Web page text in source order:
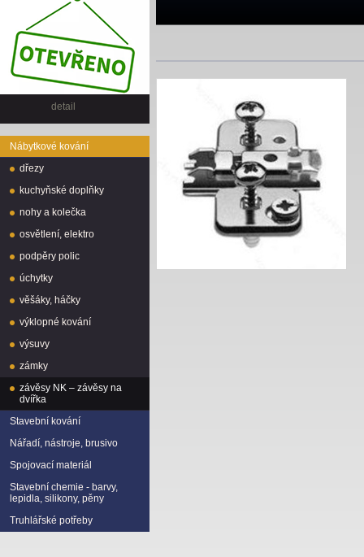
detail
Nábytkové kování
dřezy
kuchyňské doplňky
nohy a kolečka
osvětlení, elektro
podpěry polic
úchytky
věšáky, háčky
výklopné kování
výsuvy
zámky
závěsy NK – závěsy na
dvířka
Stavební kování
Nářadí, nástroje, brusivo
Spojovací materiál
Stavební chemie - barvy,
lepidla, silikony, pěny
Truhlářské potřeby